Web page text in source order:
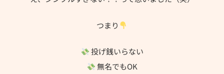
つまり
投げ銭いらない
無名でもOK